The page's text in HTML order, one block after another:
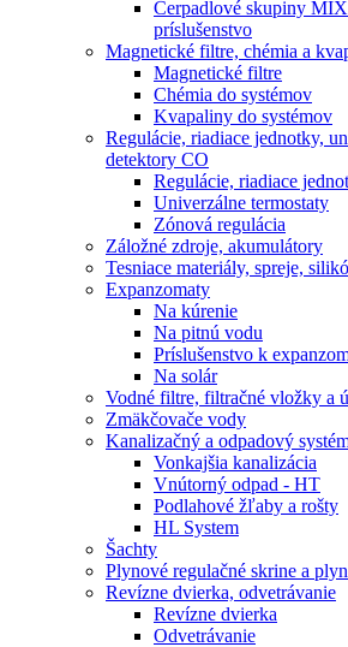
Čerpadlové skupiny MIX
príslušenstvo
Magnetické filtre, chémia a
Magnetické filtre
Chémia do systémov
Kvapaliny do systémov
Regulácie, riadiace jednotky,
detektory CO
Regulácie, riadiace
Univerzálne termostaty
Zónová regulácia
Záložné zdroje, akumulátory
Tesniace materiály, spreje,
Expanzomaty
Na kúrenie
Na pitnú vodu
Príslušenstvo k
Na solár
Vodné filtre, filtračné vložky a
Zmäkčovače vody
Kanalizačný a odpadový
Vonkajšia kanalizácia
Vnútorný odpad - HT
Podlahové žľaby a rošty
HL System
Šachty
Plynové regulačné skrine a
Revízne dvierka, odvetrávanie
Revízne dvierka
Odvetrávanie